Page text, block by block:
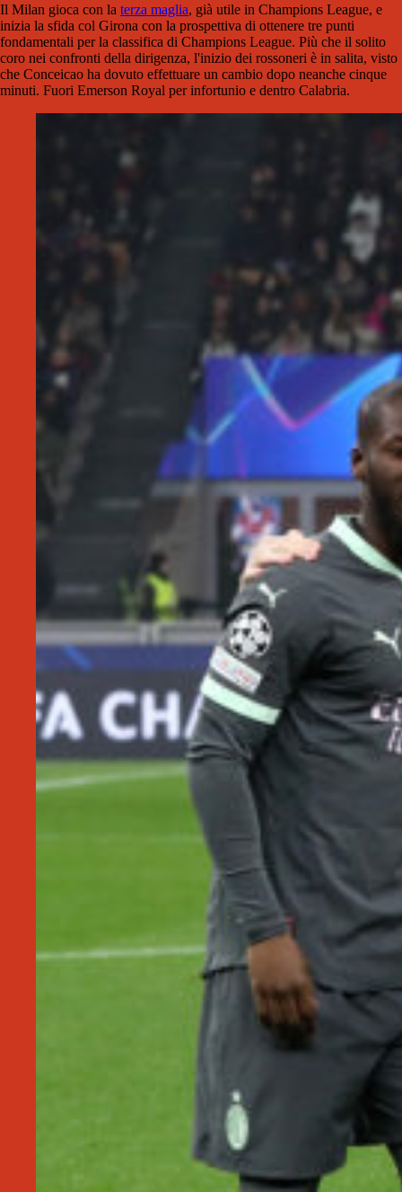
Il Milan gioca con la terza maglia, già utile in Champions League, e
inizia la sfida col Girona con la prospettiva di ottenere tre punti
fondamentali per la classifica di Champions League. Più che il solito
coro nei confronti della dirigenza, l'inizio dei rossoneri è in salita, visto
che Conceicao ha dovuto effettuare un cambio dopo neanche cinque
minuti. Fuori Emerson Royal per infortunio e dentro Calabria.